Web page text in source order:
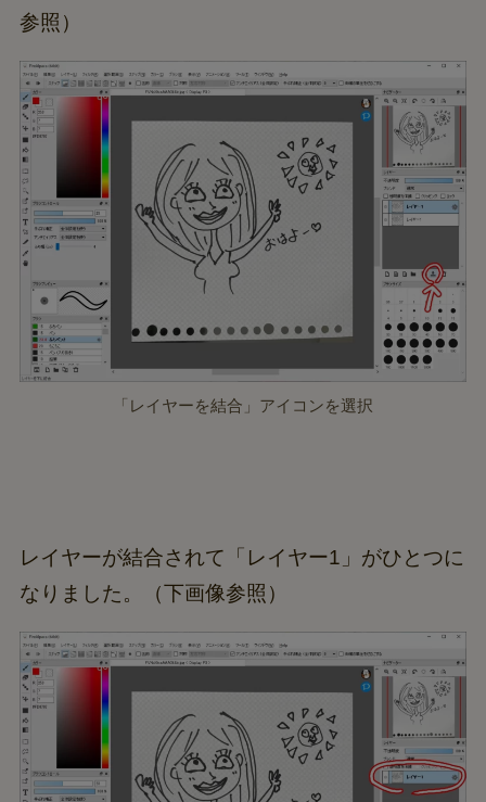
参照）
「レイヤーを結合」アイコンを選択
レイヤーが結合されて「レイヤー1」がひとつに
なりました。（下画像参照）